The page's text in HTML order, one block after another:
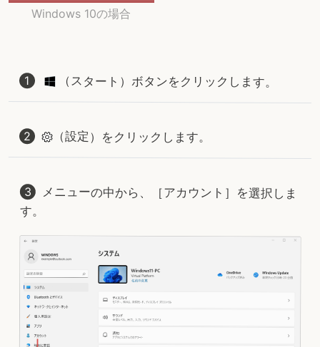
（スタート）ボタンをクリックします。
（設定）をクリックします。
メニューの中から、［アカウント］を選択しま
す。
Windows 10の場合